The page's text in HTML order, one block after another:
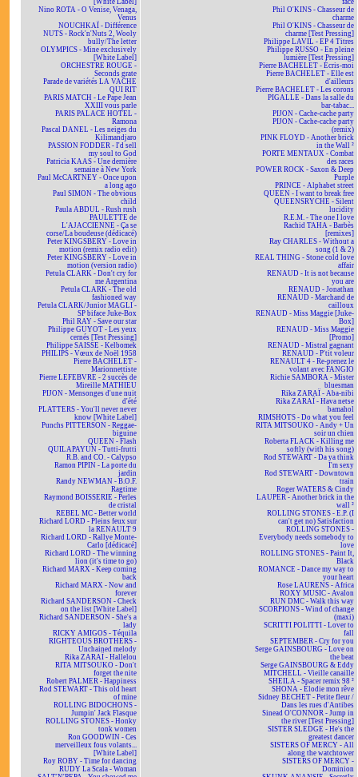
[White Label]
Nino ROTA - O Venise, Venaga,
Venus
NOUCHKAÏ - Différence
NUTS - Rock'n'Nuts 2, Wooly
bully/The letter
OLYMPICS - Mine exclusively
[White Label]
ORCHESTRE ROUGE -
Seconds grate
Parade de variétés LA VACHE
QUI RIT
PARIS MATCH - Le Pape Jean
XXIII vous parle
PARIS PALACE HOTEL -
Ramona
Pascal DANEL - Les neiges du
Kilimandjaro
PASSION FODDER - I'd sell
my soul to God
Patricia KAAS - Une dernière
semaine à New York
Paul McCARTNEY - Once upon
a long ago
Paul SIMON - The obvious
child
Paula ABDUL - Rush rush
PAULETTE de
L'AJACCIENNE - Ça se
corse/La boudeuse (dédicacé)
Peter KINGSBERY - Love in
motion (remix radio edit)
Peter KINGSBERY - Love in
motion (version radio)
Petula CLARK - Don't cry for
me Argentina
Petula CLARK - The old
fashioned way
Petula CLARK/Junior MAGLI -
SP biface Juke-Box
Phil RAY - Save our star
Philippe GUYOT - Les yeux
cernés [Test Pressing]
Philippe SAISSE - Kelbomek
PHILIPS - Vœux de Noël 1958
Pierre BACHELET -
Marionnettiste
Pierre LEFEBVRE - 2 succès de
Mireille MATHIEU
PIJON - Mensonges d'une nuit
d'été
PLATTERS - You'll never never
know [White Label]
Punchs PITTERSON - Reggae-
biguine
QUEEN - Flash
QUILAPAYUN - Tutti-frutti
R.B. and CO. - Calypso
Ramon PIPIN - La porte du
jardin
Randy NEWMAN - B.O.F.
Ragtime
Raymond BOISSERIE - Perles
de cristal
REBEL MC - Better world
Richard LORD - Pleins feux sur
la RENAULT 9
Richard LORD - Rallye Monte-
Carlo [dédicacé]
Richard LORD - The winning
lion (it's time to go)
Richard MARX - Keep coming
back
Richard MARX - Now and
forever
Richard SANDERSON - Check
on the list [White Label]
Richard SANDERSON - She's a
lady
RICKY AMIGOS - Téquila
RIGHTEOUS BROTHERS -
Unchained melody
Rika ZARAÏ - Hallelou
RITA MITSOUKO - Don't
forget the nite
Robert PALMER - Happiness
Rod STEWART - This old heart
of mine
ROLLING BIDOCHONS -
Jumpin' Jack Flasque
ROLLING STONES - Honky
tonk women
Ron GOODWIN - Ces
merveilleux fous volants...
[White Label]
Roy ROBY - Time for dancing
RUDY La Scala - Woman
face
Phil O'KINS - Chasseur de
charme
Phil O'KINS - Chasseur de
charme [Test Pressing]
Philippe LAVIL - EP 4 Titres
Philippe RUSSO - En pleine
lumière [Test Pressing]
Pierre BACHELET - Écris-moi
Pierre BACHELET - Elle est
d'ailleurs
Pierre BACHELET - Les corons
PIGALLE - Dans la salle du
bar-tabac...
PIJON - Cache-cache party
PIJON - Cache-cache party
(remix)
PINK FLOYD - Another brick
in the Wall ²
PORTE MENTAUX - Combat
des races
POWER ROCK - Saxon & Deep
Purple
PRINCE - Alphabet street
QUEEN - I want to break free
QUEENSRYCHE - Silent
lucidity
R.E.M. - The one I love
Rachid TAHA - Barbès
[remixes]
Ray CHARLES - Without a
song (1 & 2)
REAL THING - Stone cold love
affair
RENAUD - It is not because
you are
RENAUD - Jonathan
RENAUD - Marchand de
cailloux
RENAUD - Miss Maggie [Juke-
Box]
RENAUD - Miss Maggie
[Promo]
RENAUD - Mistral gagnant
RENAUD - P'tit voleur
RENAULT 4 - Re-prenez le
volant avec FANGIO
Richie SAMBORA - Mister
bluesman
Rika ZARAÏ - Aba-nibi
Rika ZARAÏ - Hava netse
bamahol
RIMSHOTS - Do what you feel
RITA MITSOUKO - Andy + Un
soir un chien
Roberta FLACK - Killing me
softly (with his song)
Rod STEWART - Da ya think
I'm sexy
Rod STEWART - Downtown
train
Roger WATERS & Cindy
LAUPER - Another brick in the
wall ²
ROLLING STONES - E.P. (I
can't get no) Satisfaction
ROLLING STONES -
Everybody needs somebody to
love
ROLLING STONES - Paint It,
Black
ROMANCE - Dance my way to
your heart
Rose LAURENS - Africa
ROXY MUSIC - Avalon
RUN DMC - Walk this way
SCORPIONS - Wind of change
(maxi)
SCRITTI POLITTI - Lover to
fall
SEPTEMBER - Cry for you
Serge GAINSBOURG - Love on
the beat
Serge GAINSBOURG & Eddy
MITCHELL - Vieille canaille
SHEILA - Spacer remix 98 ²
SHONA - Elodie mon rêve
Sidney BECHET - Petite fleur /
Dans les rues d'Antibes
Sinead O'CONNOR - Jump in
the river [Test Pressing]
SISTER SLEDGE - He's the
greatest dancer
SISTERS OF MERCY - All
along the watchtower
SISTERS OF MERCY -
Dominion